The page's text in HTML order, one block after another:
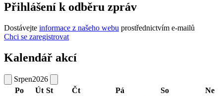
Přihlášení k odběru zpráv
Dostávejte informace z našeho webu prostřednictvím e-mailů
Chci se zaregistrovat
Kalendář akcí
Srpen2026
Po
Út St Čt Pá So Ne